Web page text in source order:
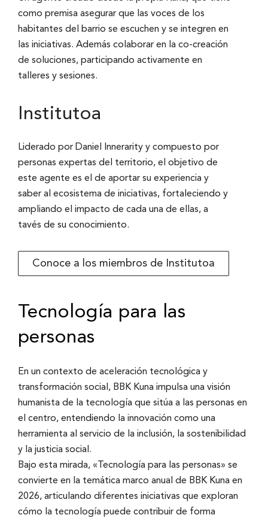
como premisa asegurar que las voces de los
habitantes del barrio se escuchen y se integren en
las iniciativas. Además colaborar en la co-creación
de soluciones, participando activamente en
talleres y sesiones.
Institutoa
Liderado por Daniel Innerarity y compuesto por
personas expertas del territorio, el objetivo de
este agente es el de aportar su experiencia y
saber al ecosistema de iniciativas, fortaleciendo y
ampliando el impacto de cada una de ellas, a
tavés de su conocimiento.
Conoce a los miembros de Institutoa
Tecnología para las
personas
En un contexto de aceleración tecnológica y
transformación social, BBK Kuna impulsa una visión
humanista de la tecnología que sitúa a las personas en
el centro, entendiendo la innovación como una
herramienta al servicio de la inclusión, la sostenibilidad
y la justicia social.
Bajo esta mirada, «Tecnología para las personas» se
convierte en la temática marco anual de BBK Kuna en
2026, articulando diferentes iniciativas que exploran
cómo la tecnología puede contribuir de forma